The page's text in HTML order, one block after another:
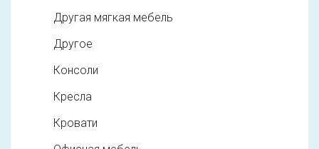
Другая мягкая мебель
Другое
Консоли
Кресла
Кровати